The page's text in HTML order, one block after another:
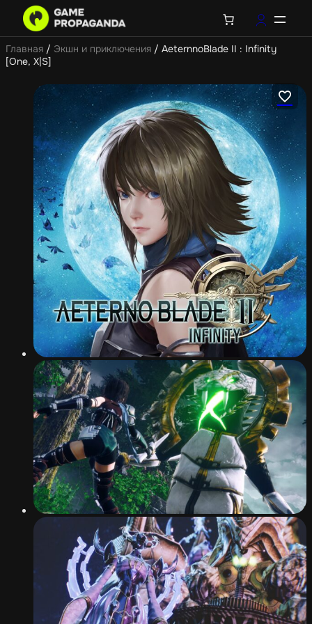
Главная / Экшн и приключения / AeternnoBlade II : Infinity
[One, X|S]